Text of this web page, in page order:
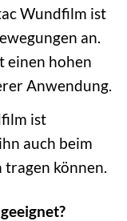
Wundfilm ist
an.
einen hohen
Anwendung.
ist
auch beim
können.